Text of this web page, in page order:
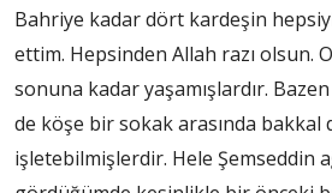
Bahriye kadar dört kardeşin
ettim. Hepsinden Allah razı olsun.
sonuna kadar yaşamışlardır.
de köşe bir sokak arasında bakkal
işletebilmişlerdir. Hele Şemseddin